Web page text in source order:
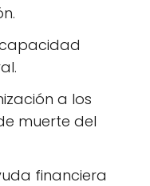
a los
muerte del
financiera